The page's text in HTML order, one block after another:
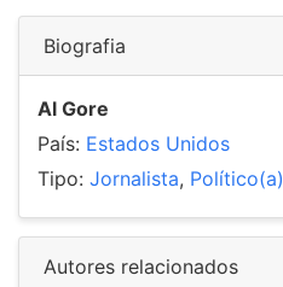
Biografia
Al Gore
País: Estados Unidos
Tipo: Jornalista, Político(a)
Autores relacionados